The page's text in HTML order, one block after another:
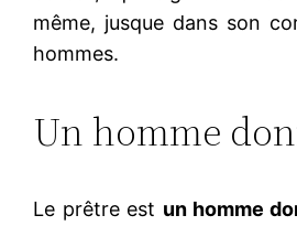
même, jusque dans son
hommes.
Un homme
Le prêtre est un homme